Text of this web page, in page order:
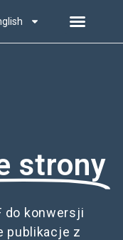
strony
do konwersji
publikacje z